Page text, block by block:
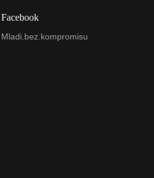
Facebook
Mladi.bez.kompromisu